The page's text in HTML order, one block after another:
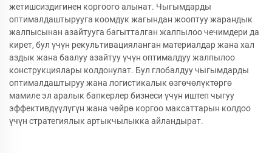
жетишсиздигинен коргоого алынат. Чыгымдарды
оптималдаштырууга коомдук жагындан жооптуу жарандык
жалпысынан азайтууга багытталган жалпылоо чечимдери да
кирет, бул үчүн рекультивацияланган материалдар жана хал
аздык жана баалуу азайтуу үчүн оптималдуу жалпылоо
конструкциялары колдонулат. Бул глобалдуу чыгымдарды
оптималдаштыруу жана логистикалык өзгөчөлүктөргө
мамиле эл аралык бапкерлер бизнеси үчүн иштеп чыгуу
эффективдүүлүгүн жана чөйрө коргоо максаттарын колдоо
үчүн стратегиялык артыкчылыкка айландырат.